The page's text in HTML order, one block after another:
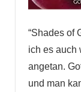
“Shades of
ich es auch
angetan.
und man